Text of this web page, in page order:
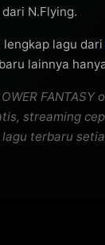
N.Flying.
lagu dari
lainnya
FANTASY
streaming
terbaru